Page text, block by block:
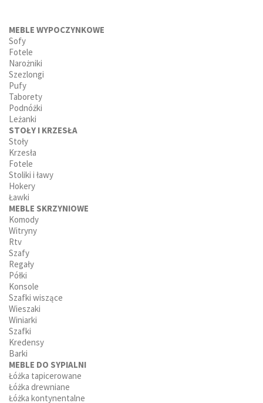
MEBLE WYPOCZYNKOWE
Sofy
Fotele
Narożniki
Szezlongi
Pufy
Taborety
Podnóżki
Leżanki
STOŁY I KRZESŁA
Stoły
Krzesła
Fotele
Stoliki i ławy
Hokery
Ławki
MEBLE SKRZYNIOWE
Komody
Witryny
Rtv
Szafy
Regały
Półki
Konsole
Szafki wiszące
Wieszaki
Winiarki
Szafki
Kredensy
Barki
MEBLE DO SYPIALNI
Łóżka tapicerowane
Łóżka drewniane
Łóżka kontynentalne